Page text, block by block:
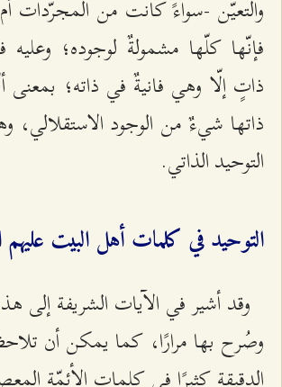
والتعيّن -سواءً كانت من المجرّدات
فإنّها كلّها مشمولةٌ لوجوده؛
ذاتٍ إلّا وهي فانيةٌ في ذاته؛ بمعنى
ذاتها شي‌ءٌ من الوجود
التوحيد الذاتي.
التوحيد في كلمات أهل البيت عليهم
وقد أشير في الآيات الشريفة إلى
وصُرح بها مرارًا، كما يمكن أن
الدقيقة كثيرًا في كلمات الأئمّة